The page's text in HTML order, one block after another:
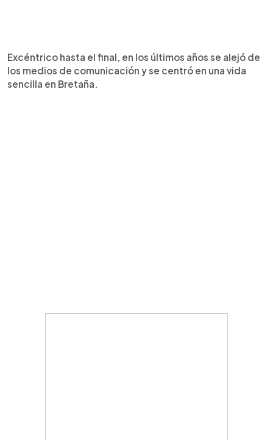
Excéntrico hasta el final, en los últimos años se alejó de
los medios de comunicación y se centró en una vida
sencilla en Bretaña.